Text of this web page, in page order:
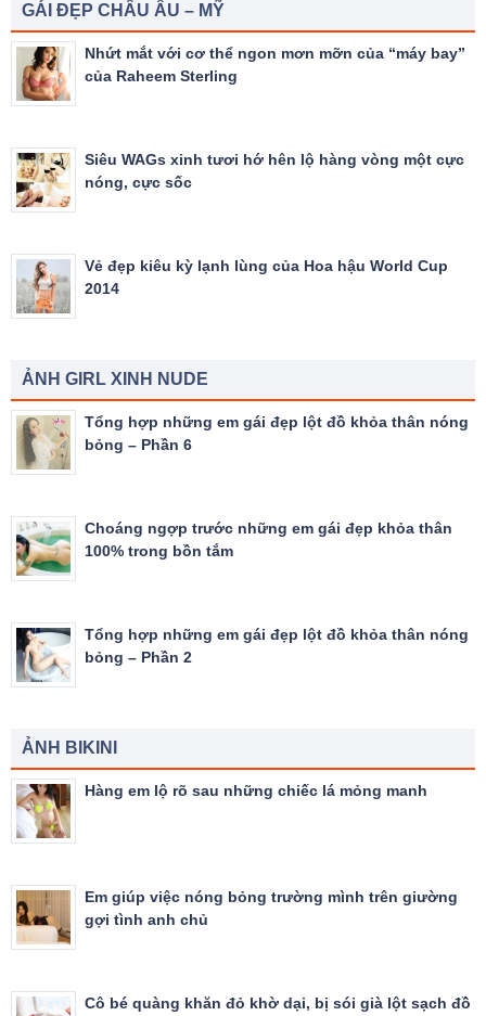
GÁI ĐẸP CHÂU ÂU – MỸ
Nhứt mắt với cơ thể ngon mơn mỡn của “máy bay”
của Raheem Sterling
Siêu WAGs xinh tươi hớ hên lộ hàng vòng một cực
nóng, cực sốc
Vẻ đẹp kiêu kỳ lạnh lùng của Hoa hậu World Cup
2014
ẢNH GIRL XINH NUDE
Tổng hợp những em gái đẹp lột đồ khỏa thân nóng
bỏng – Phần 6
Choáng ngợp trước những em gái đẹp khỏa thân
100% trong bồn tắm
Tổng hợp những em gái đẹp lột đồ khỏa thân nóng
bỏng – Phần 2
ẢNH BIKINI
Hàng em lộ rõ sau những chiếc lá mỏng manh
Em giúp việc nóng bỏng trường mình trên giường
gợi tình anh chủ
Cô bé quàng khăn đỏ khờ dại, bị sói già lột sạch đồ